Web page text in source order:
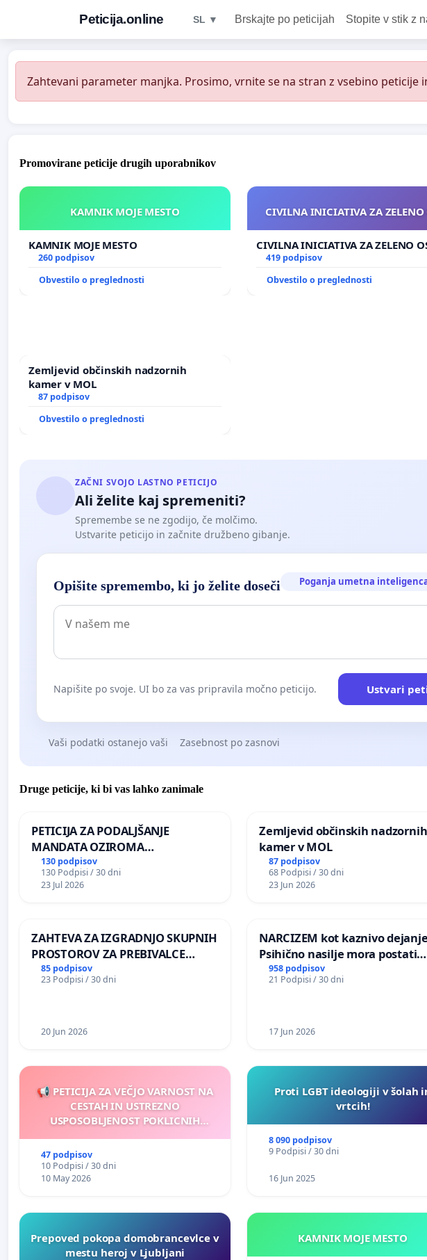
Peticija.online SL ▼ Brskajte po peticijah Stopite v stik z
Zahtevani parameter manjka. Prosimo, vrnite se na stran z vsebino peticije
Promovirane peticije drugih uporabnikov
KAMNIK MOJE MESTO
KAMNIK MOJE MESTO
260 podpisov
Obvestilo o preglednosti
CIVILNA INICIATIVA ZA ZELENO
CIVILNA INICIATIVA ZA ZELENO
419 podpisov
Obvestilo o preglednosti
Zemljevid občinskih nadzornih
kamer v MOL
87 podpisov
Obvestilo o preglednosti
ZAČNI SVOJO LASTNO PETICIJO
Ali želite kaj spremeniti?
Spremembe se ne zgodijo, če molčimo.
Ustvarite peticijo in začnite družbeno gibanje.
Opišite spremembo, ki jo želite doseči Poganja umetna
Napišite po svoje. UI bo za vas pripravila močno peticijo. Ustvari
Vaši podatki ostanejo vaši Zasebnost po zasnovi
Druge peticije, ki bi vas lahko zanimale
PETICIJA ZA PODALJŠANJE
MANDATA OZIROMA
ČIMPREJŠNJO PONOVNO
NAPOTITEV GOSPODA BERNARDA
ŠRAJNERJA NA VELEPOSLANIŠTVO
130 podpisov
130 Podpisi / 30 dni
23 Jul 2026
Zemljevid občinskih nadzornih
kamer v MOL
87 podpisov
68 Podpisi / 30 dni
23 Jun 2026
ZAHTEVA ZA IZGRADNJO SKUPNIH
PROSTOROV ZA PREBIVALCE
KRAJEVNE SKUPNOSTI
PRESTRANEK
85 podpisov
23 Podpisi / 30 dni
20 Jun 2026
NARCIZEM kot kaznivo
Psihično nasilje mora postati
enako prepoznano kot fizično
nasilje
958 podpisov
21 Podpisi / 30 dni
17 Jun 2026
📢 PETICIJA ZA VEČJO VARNOST NA
CESTAH IN USTREZNO
USPOSOBLJENOST POKLICNIH
47 podpisov
10 Podpisi / 30 dni
10 May 2026
Proti LGBT ideologiji v šolah
vrtcih!
8 090 podpisov
9 Podpisi / 30 dni
16 Jun 2025
Prepoved pokopa domobrancevlce v
mestu heroj v Ljubljani
KAMNIK MOJE MESTO